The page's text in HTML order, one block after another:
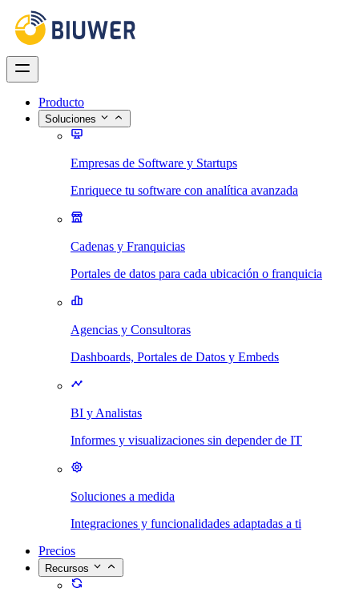
Producto
Soluciones
Empresas de Software y Startups
Enriquece tu software con analítica avanzada
Cadenas y Franquicias
Portales de datos para cada ubicación o franquicia
Agencias y Consultoras
Dashboards, Portales de Datos y Embeds
BI y Analistas
Informes y visualizaciones sin depender de IT
Soluciones a medida
Integraciones y funcionalidades adaptadas a ti
Precios
Recursos